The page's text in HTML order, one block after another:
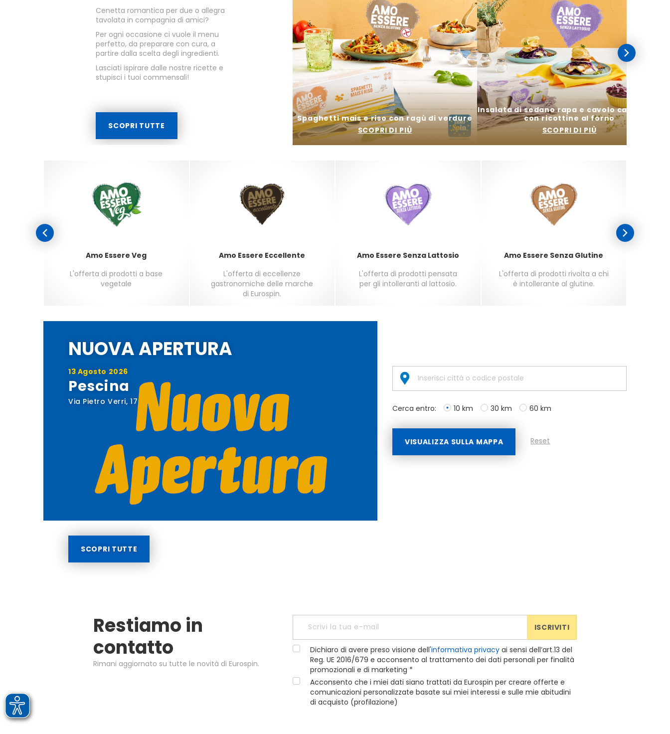
Cenetta romantica per due o allegra
tavolata in compagnia di amici?
Per ogni occasione ci vuole il menu
perfetto, da preparare con cura, a
partire dalla scelta degli ingredienti.
Lasciati ispirare dalle nostre ricette e
stupisci i tuoi commensali!
SCOPRI TUTTE
Spaghetti mais e riso con ragù di verdure
SCOPRI DI PIÙ
Insalata di sedano rapa e cavolo cappuccio
con ricottine al forno
SCOPRI DI PIÙ
Amo Essere Veg
L'offerta di prodotti a base
vegetale
Amo Essere Eccellente
L'offerta di eccellenze
gastronomiche delle marche
di Eurospin.
Amo Essere Senza Lattosio
L'offerta di prodotti pensata
per gli intolleranti al lattosio.
Amo Essere Senza Glutine
L'offerta di prodotti rivolta a chi
è intollerante al glutine.
NUOVA APERTURA
13 Agosto 2026
Pescina
Via Pietro Verri, 17
SCOPRI TUTTE
Cerca entro: 10 km 30 km 60 km
VISUALIZZA SULLA MAPPA Reset
Restiamo in
contatto
Rimani aggiornato su tutte le novità di Eurospin.
ISCRIVITI
Dichiaro di avere preso visione dell'informativa privacyai sensi dell’art.13 del
Reg. UE 2016/679 e acconsento al trattamento dei dati personali per finalità
promozionali e di marketing *
Acconsento che i miei dati siano trattati da Eurospin per creare offerte e
comunicazioni personalizzate basate sui miei interessi e sulle mie abitudini
di acquisto (profilazione)